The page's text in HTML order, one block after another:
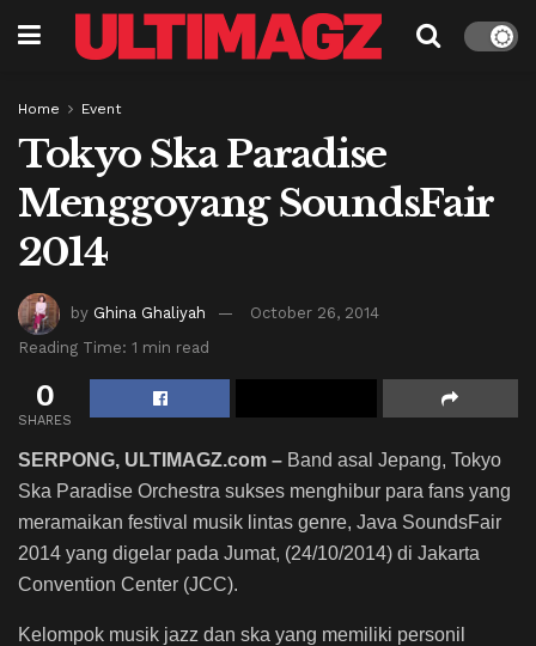
Home Event
Tokyo Ska Paradise
Menggoyang SoundsFair
2014
by Ghina Ghaliyah
October 26, 2014
Reading Time: 1 min read
0
SHARES
SERPONG, ULTIMAGZ.com – Band asal Jepang, Tokyo
Ska Paradise Orchestra sukses menghibur para fans yang
meramaikan festival musik lintas genre, Java SoundsFair
2014 yang digelar pada Jumat, (24/10/2014) di Jakarta
Convention Center (JCC).
Kelompok musik jazz dan ska yang memiliki personil